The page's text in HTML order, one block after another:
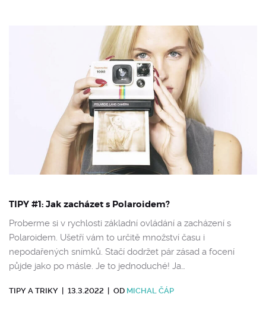
TIPY #1: Jak zacházet s Polaroidem?
Proberme si v rychlosti základní ovládání a zacházení s
Polaroidem. Ušetří vám to určitě množství času i
nepodařených snímků. Stačí dodržet pár zásad a focení
půjde jako po másle. Je to jednoduché! Ja…
TIPY A TRIKY 13.3.2022 OD MICHAL ČÁP